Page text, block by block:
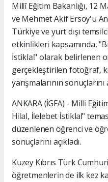
Millî Eğitim Bakanlığı, 12
ve Mehmet Akif Ersoy'u
Türkiye ve yurt dışı
etkinlikleri kapsamında,
İstiklal" olarak belirlenen
gerçekleştirilen fotoğraf,
yarışmalarının sonuçlarını
ANKARA (İGFA) - Milli
Hilal, İlelebet İstiklal"
düzenlenen öğrenci ve
sonuçlarını açıkladı.
Kuzey Kıbrıs Türk
öğretmenlerin de ilk kez